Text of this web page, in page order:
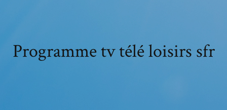
Programme tv télé loisirs sfr